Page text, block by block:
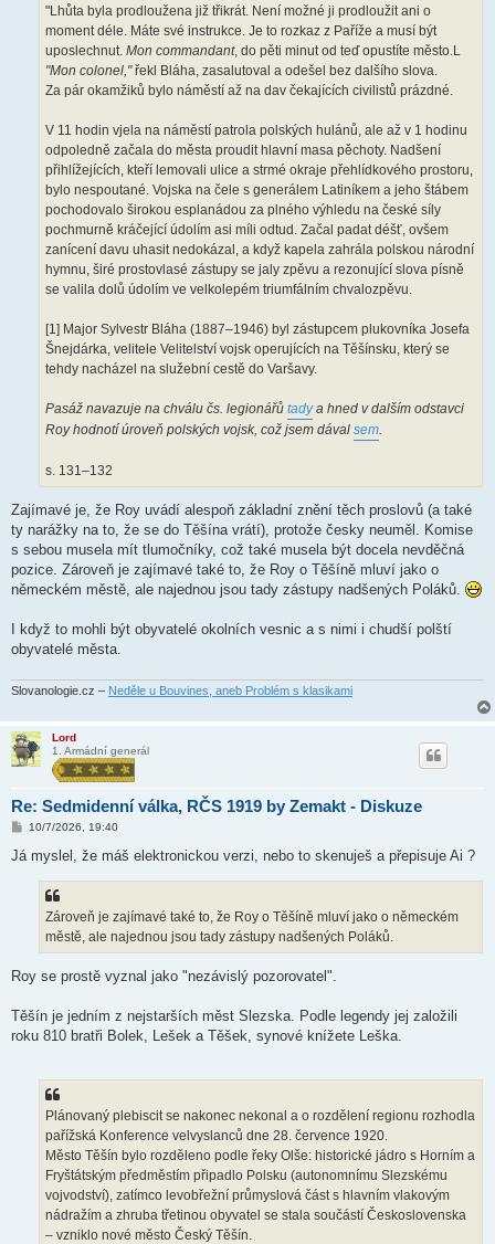
"Lhůta byla prodloužena již třikrát. Není možné ji prodloužit ani o
moment déle. Máte své instrukce. Je to rozkaz z Paříže a musí být
uposlechnut. Mon commandant, do pěti minut od teď opustíte město.L
"Mon colonel,"řekl Bláha, zasalutoval a odešel bez dalšího slova.
Za pár okamžiků bylo náměstí až na dav čekajících civilistů prázdné.
V 11 hodin vjela na náměstí patrola polských hulánů, ale až v 1 hodinu
odpoledně začala do města proudit hlavní masa pěchoty. Nadšení
přihlížejících, kteří lemovali ulice a strmé okraje přehlídkového prostoru,
bylo nespoutané. Vojska na čele s generálem Latiníkem a jeho štábem
pochodovalo širokou esplanádou za plného výhledu na české síly
pochmurně kráčející údolím asi míli odtud. Začal padat déšť, ovšem
zanícení davu uhasit nedokázal, a když kapela zahrála polskou národní
hymnu, širé prostovlasé zástupy se jaly zpěvu a rezonující slova písně
se valila dolů údolím ve velkolepém triumfálním chvalozpěvu.
[1] Major Sylvestr Bláha (1887–1946) byl zástupcem plukovníka Josefa
Šnejdárka, velitele Velitelství vojsk operujících na Těšínsku, který se
tehdy nacházel na služební cestě do Varšavy.
Pasáž navazuje na chválu čs. legionářů tadya hned v dalším odstavci
Roy hodnotí úroveň polských vojsk, což jsem dával sem
s. 131–132
Zajímavé je, že Roy uvádí alespoň základní znění těch proslovů (a také
ty narážky na to, že se do Těšína vrátí), protože česky neuměl. Komise
s sebou musela mít tlumočníky, což také musela být docela nevděčná
pozice. Zároveň je zajímavé také to, že Roy o Těšíně mluví jako o
německém městě, ale najednou jsou tady zástupy nadšených Poláků.
I když to mohli být obyvatelé okolních vesnic a s nimi i chudší polští
obyvatelé města.
Slovanologie.cz – Neděle u Bouvines, aneb Problém s klasikami
Lord
1. Armádní generál
Re: Sedmidenní válka, RČS 1919 by Zemakt - Diskuze
P
í
10/7/2026, 19:40
Já myslel, že máš elektronickou verzi, nebo to skenuješ a přepisuje Ai ?
Zároveň je zajímavé také to, že Roy o Těšíně mluví jako o německém
městě, ale najednou jsou tady zástupy nadšených Poláků.
Roy se prostě vyznal jako "nezávislý pozorovatel".
Těšín je jedním z nejstarších měst Slezska. Podle legendy jej založili
roku 810 bratři Bolek, Lešek a Těšek, synové knížete Leška.
Plánovaný plebiscit se nakonec nekonal a o rozdělení regionu rozhodla
pařížská Konference velvyslanců dne 28. července 1920.
Město Těšín bylo rozděleno podle řeky Olše: historické jádro s Horním a
Fryštátským předměstím připadlo Polsku (autonomnímu Slezskému
vojvodství), zatímco levobřežní průmyslová část s hlavním vlakovým
nádražím a zhruba třetinou obyvatel se stala součástí Československa
– vzniklo nové město Český Těšín.